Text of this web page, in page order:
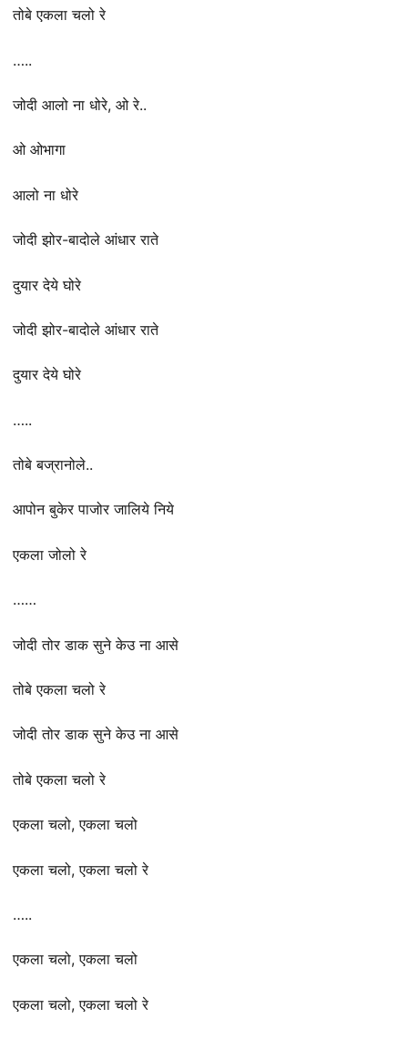
तोबे एकला चलो रे
…..
जोदी आलो ना धोरे, ओ रे..
ओ ओभागा
आलो ना धोरे
जोदी झोर-बादोले आंधार राते
दुयार देये घोरे
जोदी झोर-बादोले आंधार राते
दुयार देये घोरे
…..
तोबे बज्रानोले..
आपोन बुकेर पाजोर जालिये निये
एकला जोलो रे
……
जोदी तोर डाक सुने केउ ना आसे
तोबे एकला चलो रे
जोदी तोर डाक सुने केउ ना आसे
तोबे एकला चलो रे
एकला चलो, एकला चलो
एकला चलो, एकला चलो रे
…..
एकला चलो, एकला चलो
एकला चलो, एकला चलो रे